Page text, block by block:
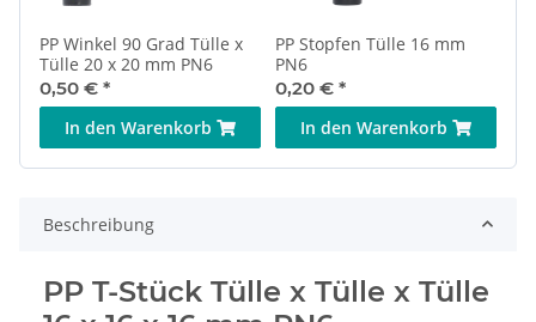
PP Winkel 90 Grad Tülle x
Tülle 20 x 20 mm PN6
0,50 € *
In den Warenkorb
PP Stopfen Tülle 16 mm
PN6
0,20 € *
In den Warenkorb
Beschreibung
PP T-Stück Tülle x Tülle x Tülle